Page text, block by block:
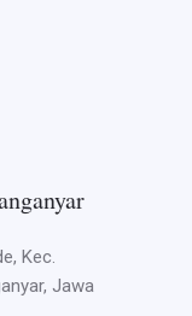
Kec.
Jawa